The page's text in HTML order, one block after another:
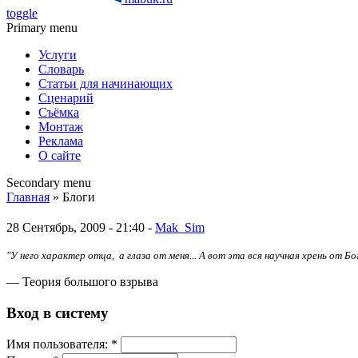
toggle
Primary menu
Услуги
Словарь
Статьи для начинающих
Сценарий
Съёмка
Монтаж
Реклама
О сайте
Secondary menu
Главная » Блоги
28 Сентябрь, 2009 - 21:40 - Mak_Sim
"У него характер отца, а глаза от меня... А вот эта вся научная хрень от
— Теория большого взрыва
Вход в систему
Имя пoльзовaтeля: *